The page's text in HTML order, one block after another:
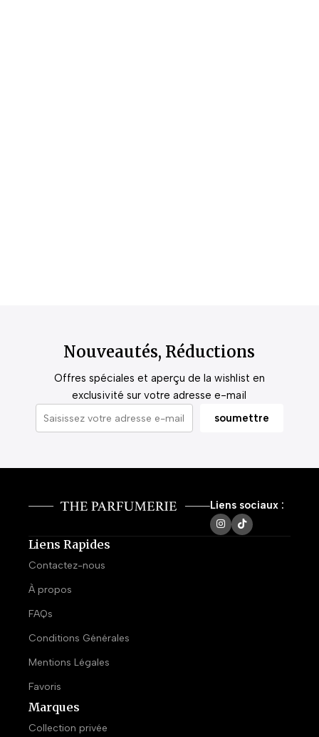
Nouveautés, Réductions
Offres spéciales et aperçu de la wishlist en
exclusivité sur votre adresse e-mail
Liens sociaux :
Liens Rapides
Contactez-nous
À propos
FAQs
Conditions Générales
Mentions Légales
Favoris
Marques
Collection privée